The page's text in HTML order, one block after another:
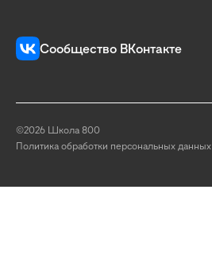
Сообщество ВКонтакте
©2026 Школа 800
Политика обработки персональных данных